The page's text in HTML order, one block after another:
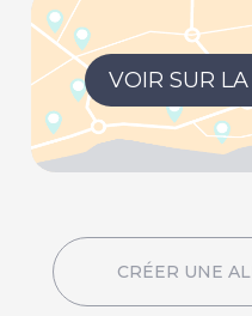
VOIR SUR
CRÉER UNE